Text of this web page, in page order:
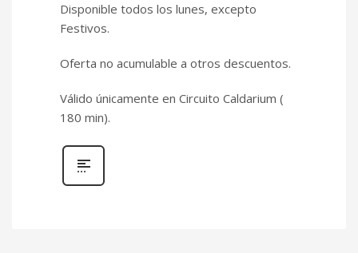
Disponible todos los lunes, excepto
Festivos.
Oferta no acumulable a otros descuentos.
Válido únicamente en Circuito Caldarium (
180 min).